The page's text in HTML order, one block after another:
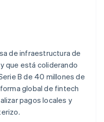
gestiona
agentes
de infraestructura de
que está coliderando
B de 40 millones de
global de fintech
pagos locales y